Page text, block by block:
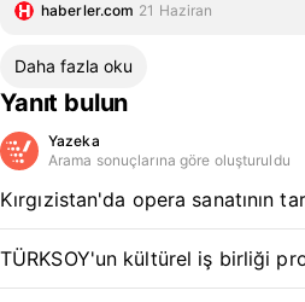
haberler.com 21 Haziran
Daha fazla oku
Yanıt bulun
Yazeka
Arama sonuçlarına göre oluşturuldu
Kırgızistan'da opera sanatının
TÜRKSOY'un kültürel iş birliği